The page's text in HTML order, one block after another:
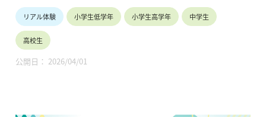
【テーマ】
・お店屋さんの秘密を探ろう！
・データ／ITって何だろう？
・SEによるプログラミング教室
・情報セキュリティを学ぶ
リアル体験 小学生低学年 小学生高学年 中学生
高校生
公開日： 2026/04/01